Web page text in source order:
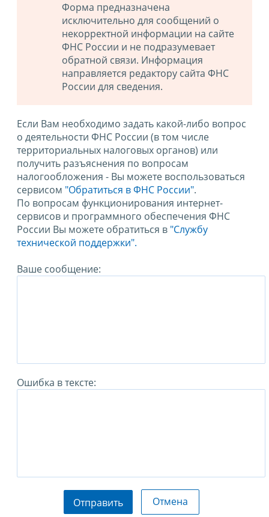
Форма предназначена
исключительно для сообщений о
некорректной информации на сайте
ФНС России и не подразумевает
обратной связи. Информация
направляется редактору сайта ФНС
России для сведения.
Если Вам необходимо задать какой-либо вопрос
о деятельности ФНС России (в том числе
территориальных налоговых органов) или
получить разъяснения по вопросам
налогообложения - Вы можете воспользоваться
сервисом "Обратиться в ФНС России".
По вопросам функционирования интернет-
сервисов и программного обеспечения ФНС
России Вы можете обратиться в "Службу
технической поддержки".
Ваше сообщение:
Ошибка в тексте:
Отправить Отмена